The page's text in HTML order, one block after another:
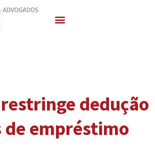
dedução
de empréstimo